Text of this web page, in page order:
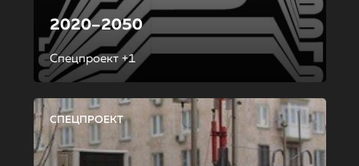
2020–2050
Спецпроект +1
СПЕЦПРОЕКТ